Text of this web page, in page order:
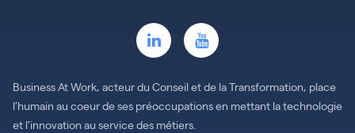
Business At Work, acteur du Conseil et de la Transformation, place
l’humain au coeur de ses préoccupations en mettant la technologie
et l’innovation au service des métiers.